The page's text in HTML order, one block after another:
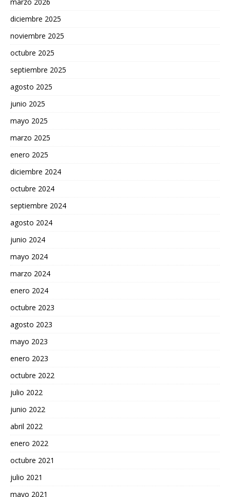
diciembre 2025
noviembre 2025
octubre 2025
septiembre 2025
agosto 2025
junio 2025
mayo 2025
marzo 2025
enero 2025
diciembre 2024
octubre 2024
septiembre 2024
agosto 2024
junio 2024
mayo 2024
marzo 2024
enero 2024
octubre 2023
agosto 2023
mayo 2023
enero 2023
octubre 2022
julio 2022
junio 2022
abril 2022
enero 2022
octubre 2021
julio 2021
mayo 2021